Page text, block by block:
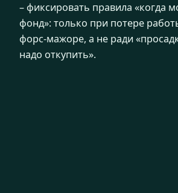
– фиксировать правила «когда
фонд»: только при потере
форс-мажоре, а не ради
надо откупить».